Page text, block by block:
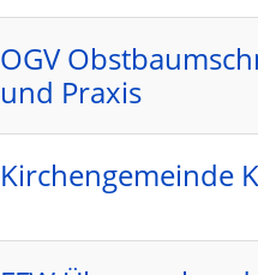
OGV
und Praxis
Kirchengemeinde